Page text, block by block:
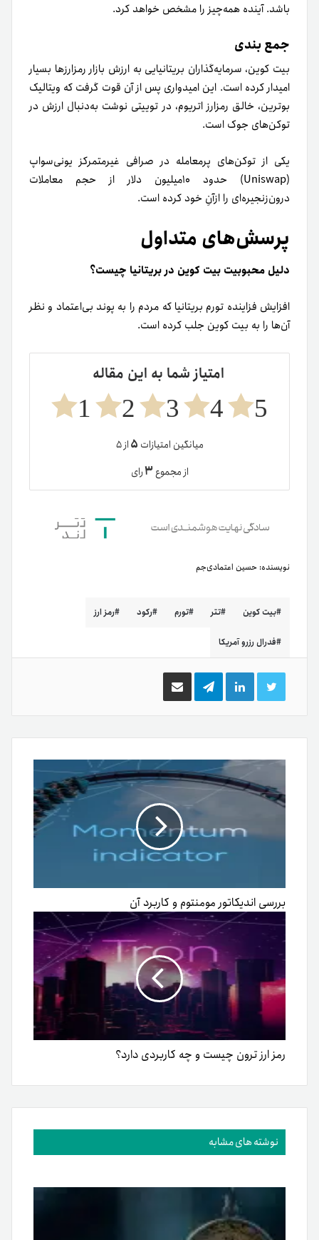
باشد. آینده همه‌چیز را مشخص خواهد کرد.
جمع بندی
بیت کوین، سرمایه‌گذاران بریتانیایی به ارزش بازار رمزارزها بسیار
امیدار کرده است. این امیدواری پس از آن قوت گرفت که ویتالیک
بوترین، خالق رمزارز اتریوم، در توییتی نوشت به‌دنبال ارزش در
توکن‌های جوک است.
یکی از توکن‌های پرمعامله‌ در صرافی غیرمتمرکز یونی‌سواپ
(Uniswap) حدود ۱۰میلیون دلار از حجم معاملات
درون‌زنجیره‌ای را ازآنِ خود کرده است.
پرسش‌های متداول
دلیل محبوبیت بیت کوین در بریتانیا چیست؟
افزایش فزاینده تورم بریتانیا که مردم را به پوند بی‌اعتماد و نظر
آن‌ها را به بیت کوین جلب کرده است.
امتیاز شما به این مقاله
5
4
3
2
1
میانگین امتیازات ۵از ۵
از مجموع۳رای
نویسنده: حسین اعتمادی‌جم
بیت کوین تتر تورم رکود رمز ارز
فدرال رزرو آمریکا
توییتر لینکدینتلگرام اشتراک
گذاری
ایمیل
بررسی اندیکاتور مومنتوم و کاربرد آن
رمز ارز ترون چیست و چه کاربردی دارد؟
نوشته های مشابه